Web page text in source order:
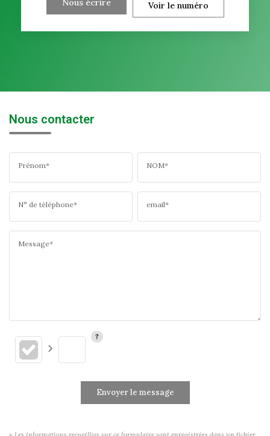
Voir le numéro
Nous contacter
Prénom* NOM*
N° de téléphone* email*
Message*
Envoyer le message